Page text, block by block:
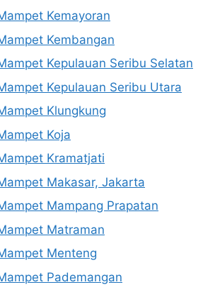
Kemayoran
Kembangan
Kepulauan Seribu Selatan
Kepulauan Seribu Utara
Klungkung
Koja
Kramatjati
Makasar, Jakarta
Mampang Prapatan
Matraman
Menteng
Pademangan